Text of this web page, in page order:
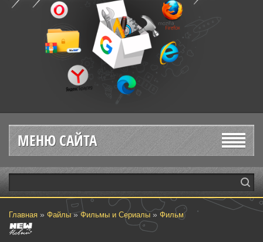
МЕНЮ САЙТА
Главная » Файлы»Фильмы и Сериалы» Фильм